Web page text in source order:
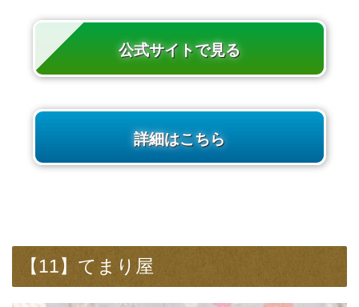
公式サイトで見る
詳細はこちら
【11】てまり屋